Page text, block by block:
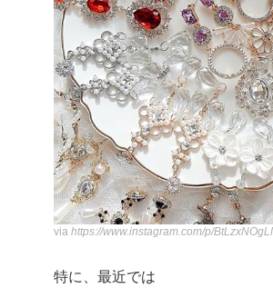
via https://www.instagram.com/p/
特に、最近では